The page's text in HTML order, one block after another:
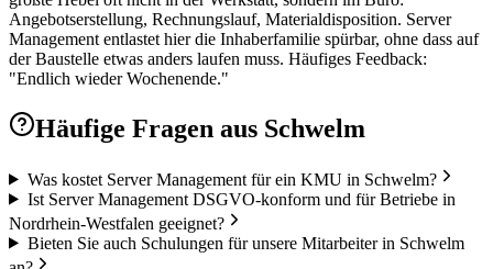
Angebotserstellung, Rechnungslauf, Materialdisposition. Server
Management entlastet hier die Inhaberfamilie spürbar, ohne dass auf
der Baustelle etwas anders laufen muss. Häufiges Feedback:
"Endlich wieder Wochenende."
Häufige Fragen aus Schwelm
Was kostet Server Management für ein KMU in Schwelm?
Ist Server Management DSGVO-konform und für Betriebe in
Nordrhein-Westfalen geeignet?
Bieten Sie auch Schulungen für unsere Mitarbeiter in Schwelm